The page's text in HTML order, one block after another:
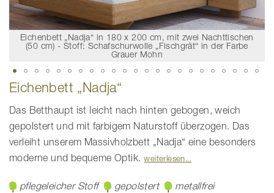
Eichenbett „Nadja“ in 180 x 200 cm, mit zwei Nachttischen
(50 cm) - Stoff: Schafschurwolle „Fischgrät“ in der Farbe
Grauer Mohn
Zum
Anfang
Bildgalerie
Eichenbett „Nadja“
Das Betthaupt ist leicht nach hinten gebogen, weich
gepolstert und mit farbigem Naturstoff überzogen. Das
verleiht unserem Massivholzbett „Nadja“ eine besonders
moderne und bequeme Optik. weiterlesen
pflegeleicher Stoff gepolstert metallfrei